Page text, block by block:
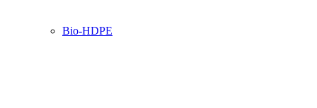
Bio-HDPE